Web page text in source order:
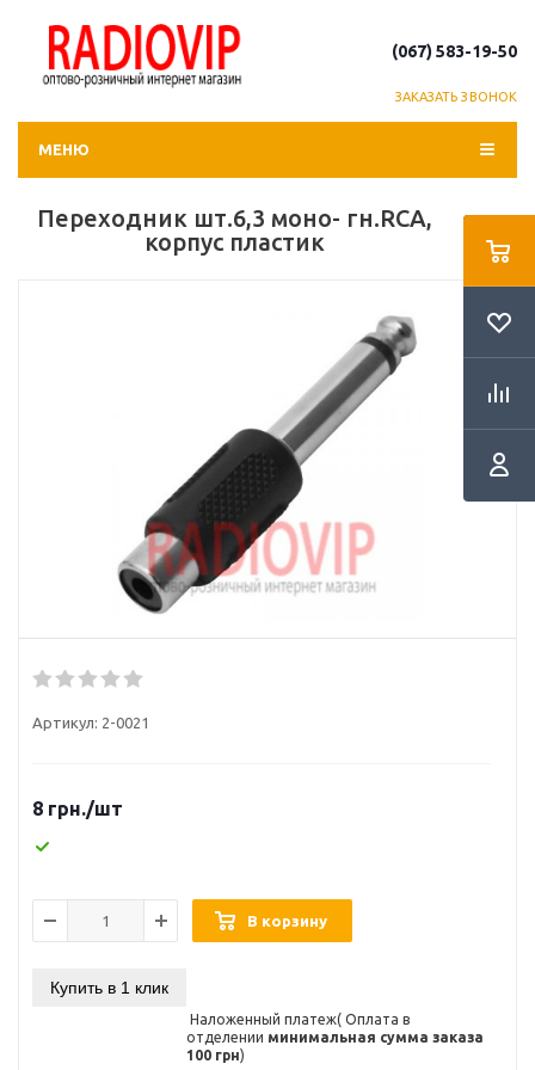
(067) 583-19-50
ЗАКАЗАТЬ ЗВОНОК
МЕНЮ
Переходник шт.6,3 монo- гн.RCA,
корпус пластик
Артикул: 2-0021
8 грн./шт
В корзину
Купить в 1 клик
Наложенный платеж( Оплата в
отделении минимальная сумма заказа
100 грн)